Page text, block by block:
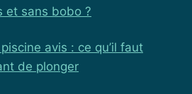
et sans bobo ?
avis : ce qu’il faut
de plonger